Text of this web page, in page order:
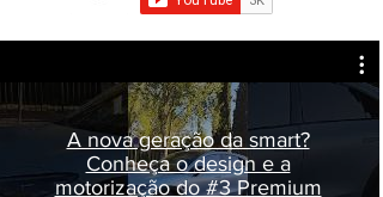
A nova geração da smart?
Conheça o design e a
motorização do #3 Premium